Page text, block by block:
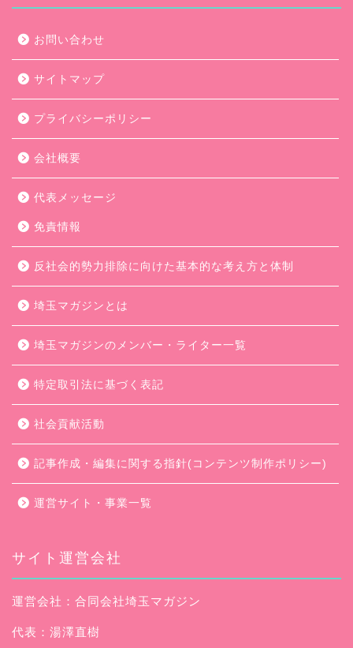
お問い合わせ
サイトマップ
プライバシーポリシー
会社概要
代表メッセージ
免責情報
反社会的勢力排除に向けた基本的な考え方と体制
埼玉マガジンとは
埼玉マガジンのメンバー・ライター一覧
特定取引法に基づく表記
社会貢献活動
記事作成・編集に関する指針(コンテンツ制作ポリシー)
運営サイト・事業一覧
サイト運営会社
運営会社：合同会社埼玉マガジン
代表：湯澤直樹